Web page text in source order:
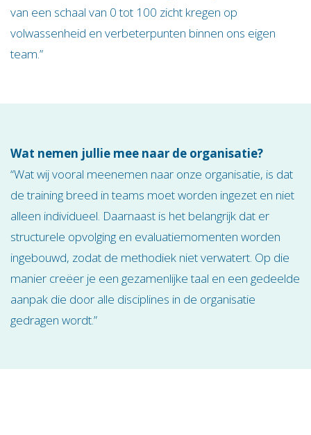
van een schaal van 0 tot 100 zicht kregen op
volwassenheid en verbeterpunten binnen ons eigen
team.”
Wat nemen jullie mee naar de organisatie?
“Wat wij vooral meenemen naar onze organisatie, is dat
de training breed in teams moet worden ingezet en niet
alleen individueel. Daarnaast is het belangrijk dat er
structurele opvolging en evaluatiemomenten worden
ingebouwd, zodat de methodiek niet verwatert. Op die
manier creëer je een gezamenlijke taal en een gedeelde
aanpak die door alle disciplines in de organisatie
gedragen wordt.”